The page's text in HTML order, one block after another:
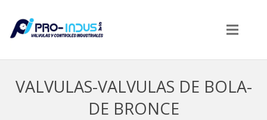
VALVULAS-VALVULAS DE BOLA-
DE BRONCE